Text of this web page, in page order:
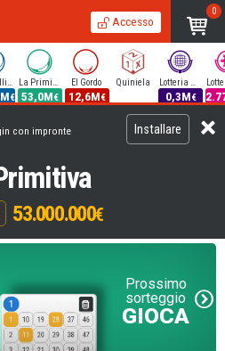
Accesso
0
Euromillions
€
La Primitiva
53,0M€
El Gordo
12,6M€
Quiniela Lotteria Nazionale
0,3M€
con impronte
Installare
53.000.000€
Prossimo
sorteggio
GIOCA